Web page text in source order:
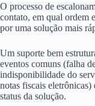
O processo de
contato, em qual ordem
por uma solução mais
Um suporte bem
eventos comuns (falha
indisponibilidade do
notas fiscais eletrônicas)
status da solução.